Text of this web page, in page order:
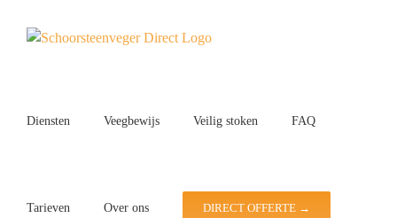
Diensten Veegbewijs Veilig stoken FAQ
Tarieven Over ons DIRECT OFFERTE →